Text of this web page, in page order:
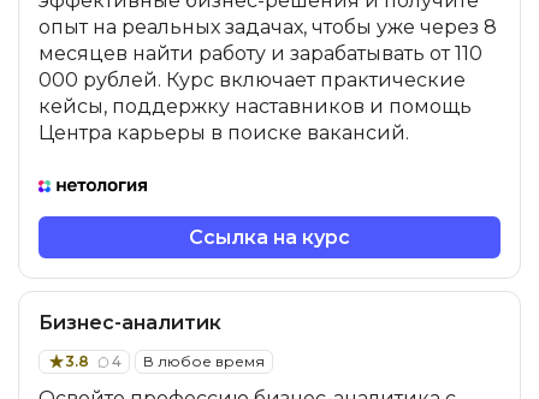
опыт на реальных задачах, чтобы уже через 8
месяцев найти работу и зарабатывать от 110
000 рублей. Курс включает практические
кейсы, поддержку наставников и помощь
Центра карьеры в поиске вакансий.
Ссылка на курс
Бизнес-аналитик
3.8 4 В любое время